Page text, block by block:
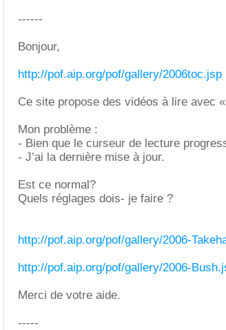
------
Bonjour,
http://pof.aip.org/pof/gallery/2006toc.jsp
Ce site propose des vidéos à lire avec
Mon problème :
- Bien que le curseur de lecture
- J’ai la dernière mise à jour.
Est ce normal?
Quels réglages dois- je faire ?
http://pof.aip.org/pof/gallery/2006-
http://pof.aip.org/pof/gallery/2006-
Merci de votre aide.
-----